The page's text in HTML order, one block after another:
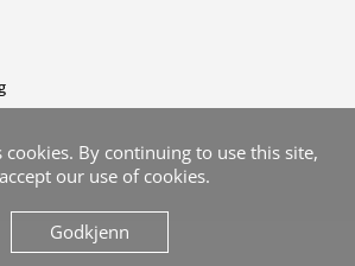
cookies. By continuing to use this site,
our use of cookies.
Godkjenn